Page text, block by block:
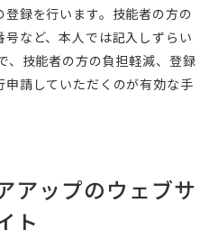
録を行います。技能者の方の
など、本人では記入しずらい
、技能者の方の負担軽減、登録
請していただくのが有効な手
アップのウェブサ
ト